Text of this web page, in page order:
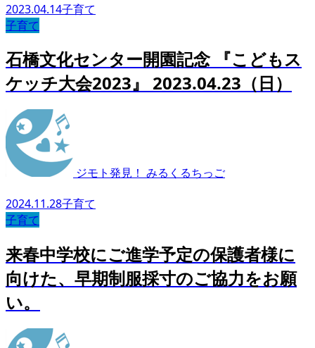
2023.04.14子育て
子育て
石橋文化センター開園記念 『こどもス
ケッチ大会2023』 2023.04.23（日）
ジモト発見！ みるくるちっご
2024.11.28子育て
子育て
来春中学校にご進学予定の保護者様に
向けた、早期制服採寸のご協力をお願
い。